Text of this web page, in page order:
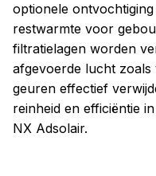
optionele
restwarmte voor
filtratielagen worden
afgevoerde lucht
geuren effectief
reinheid en efficiëntie
NX Adsolair.